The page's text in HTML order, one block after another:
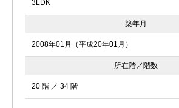
3LDK
築年月
2008年01月（平成20年01月）
所在階／階数
20 階 ／ 34 階